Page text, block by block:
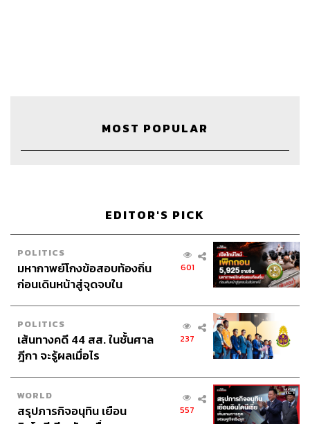
MOST POPULAR
EDITOR'S PICK
POLITICS
มหากาพย์โกงข้อสอบท้องถิ่น
ก่อนเดินหน้าสู่จุดจบใน
601
POLITICS
เส้นทางคดี 44 สส. ในชั้นศาล
ฎีกา จะรู้ผลเมื่อไร
237
WORLD
สรุปภารกิจอนุทิน เยือน
557